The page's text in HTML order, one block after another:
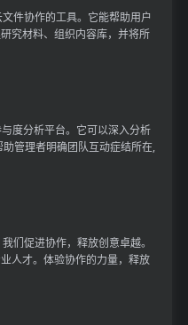
件协作的工具。它能帮助用户
究材料、组织内容库，并将所
度分析平台。它可以深入分析
管理者明确团队互动症结所在,
们促进协作，释放创意卓越。
人才。体验协作的力量，释放